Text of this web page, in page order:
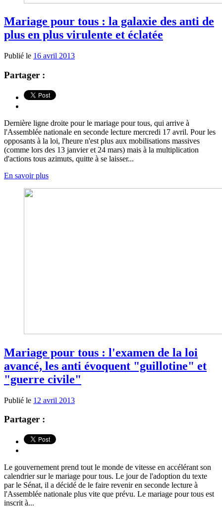
Mariage pour tous : la galaxie des anti de
plus en plus virulente et éclatée
Publié le 16 avril 2013
Partager :
Dernière ligne droite pour le mariage pour tous, qui arrive à
l'Assemblée nationale en seconde lecture mercredi 17 avril. Pour les
opposants à la loi, l'heure n'est plus aux mobilisations massives
(comme lors des 13 janvier et 24 mars) mais à la multiplication
d'actions tous azimuts, quitte à se laisser...
En savoir plus
Mariage pour tous : l'examen de la loi
avancé, les anti évoquent "guillotine" et
"guerre civile"
Publié le 12 avril 2013
Partager :
Le gouvernement prend tout le monde de vitesse en accélérant son
calendrier sur le mariage pour tous. Le jour de l'adoption du texte
par le Sénat, il a décidé de le faire revenir en seconde lecture à
l'Assemblée nationale plus vite que prévu. Le mariage pour tous est
inscrit à...